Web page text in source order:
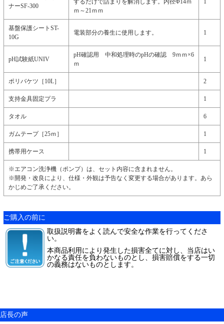
ナーSF-300
するだけで詰まりを解消します。内径Φ14ｍ
ｍ～21ｍｍ
1
基盤保護シートST-
10G
電装部分の養生に使用します。 1
pH試験紙UNIV
pH確認用 中和処理時のpHの確認 9ｍｍ×6
ｍ
1
ポリバケツ［10L］ 2
支持金具固定プラ 1
タオル 6
ガムテープ［25ｍ］ 1
携帯用ケース 1
※エアコン洗浄機（ポンプ）は、セット内容に含まれません。
※開発・改良により、仕様・外観は予告なく変更する場合があります。あら
かじめご了承ください。
ご購入の前に
取扱説明書をよく読んで安全な作業を行ってくださ
い。
本商品利用により発生した損害全てに対し、当店はい
かなる責任を負わないものとし、損害賠償をする一切
の義務はないものとします。
店長の声